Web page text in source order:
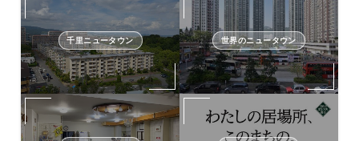
千里ニュータウン 世界のニュータウン